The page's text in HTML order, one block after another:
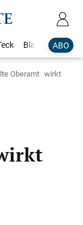
ABO
Blaulicht
Oberamt wirkt